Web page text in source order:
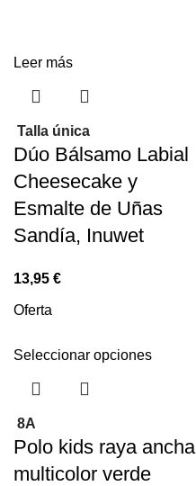
Leer más
Talla única
Dúo Bálsamo Labial
Cheesecake y
Esmalte de Uñas
Sandía, Inuwet
13,95 €
Oferta
Seleccionar opciones
8A
Polo kids raya ancha
multicolor verde